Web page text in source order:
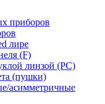
приборов
лире
(F)
линзой (PC)
(пушки)
асимметричные